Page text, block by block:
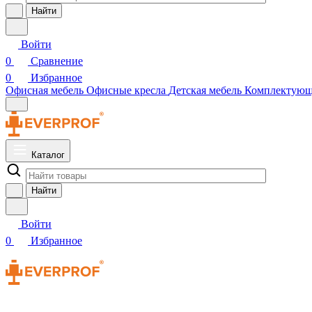
Найти
Войти
0
Сравнение
0
Избранное
Офисная мебель Офисные кресла Детская мебель
Каталог
Найти
Войти
0
Избранное